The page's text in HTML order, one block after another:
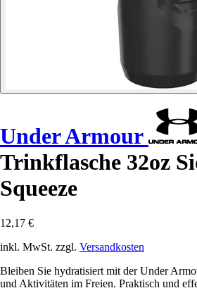
Under Armour
Trinkflasche 32oz
Squeeze
12,17 €
inkl. MwSt. zzgl. Versandkosten
Bleiben Sie hydratisiert mit der Under
und Aktivitäten im Freien. Praktisch und